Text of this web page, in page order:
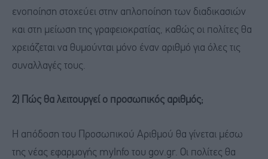
ενοποίηση στοχεύει στην απλοποίηση των διαδικασιών
και στη μείωση της γραφειοκρατίας, καθώς οι πολίτες θα
χρειάζεται να θυμούνται μόνο έναν αριθμό για όλες τις
συναλλαγές τους.
2) Πώς θα λειτουργεί ο προσωπικός αριθμός;
Η απόδοση του Προσωπικού Αριθμού θα γίνεται μέσω
της νέας εφαρμογής myInfo του gov.gr. Οι πολίτες θα